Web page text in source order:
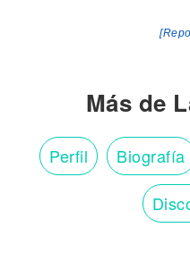
Más de
Perfil Biografía